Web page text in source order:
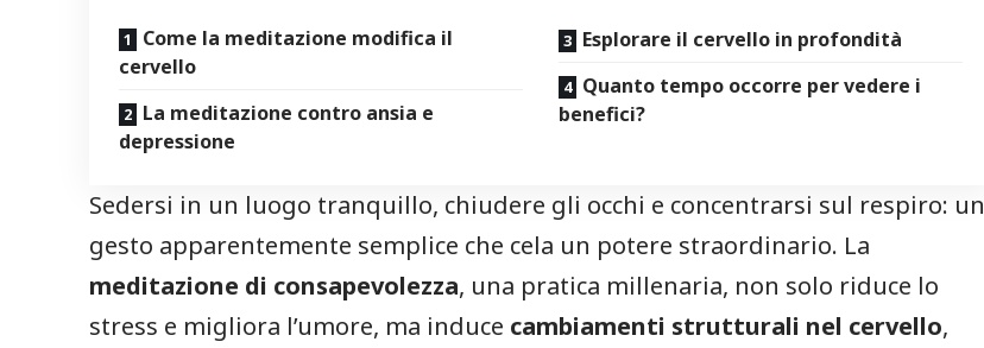
Come la meditazione modifica il
cervello
La meditazione contro ansia e
depressione
Esplorare il cervello in profondità
Quanto tempo occorre per vedere i
benefici?
Sedersi in un luogo tranquillo, chiudere gli occhi e concentrarsi sul respiro: un
gesto apparentemente semplice che cela un potere straordinario. La
meditazione di consapevolezza, una pratica millenaria, non solo riduce lo
stress e migliora l’umore, ma induce cambiamenti strutturali nel cervello,